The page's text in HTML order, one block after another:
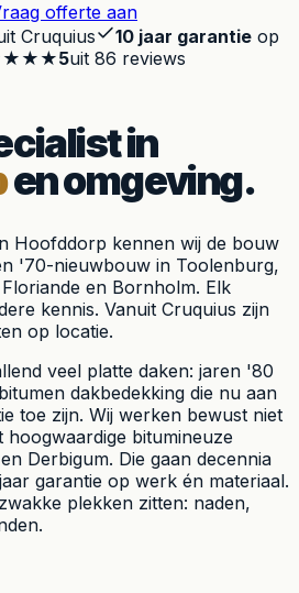
offerte aan
Cruquius 10 jaar garantie op
5uit 86 reviews
in
en omgeving.
Hoofddorp kennen wij de bouw
'70-nieuwbouw in Toolenburg,
en Bornholm. Elk
kennis. Vanuit Cruquius zijn
op locatie.
veel platte daken: jaren '80
dakbedekking die nu aan
toe zijn. Wij werken bewust niet
hoogwaardige bitumineuze
Derbigum. Die gaan decennia
garantie op werk én materiaal.
plekken zitten: naden,